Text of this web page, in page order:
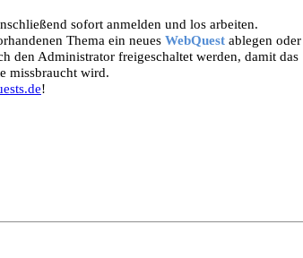
sofort anmelden und los arbeiten.
Thema ein neues WebQuestablegen oder
den Administrator freigeschaltet werden, damit das
missbraucht wird.
!